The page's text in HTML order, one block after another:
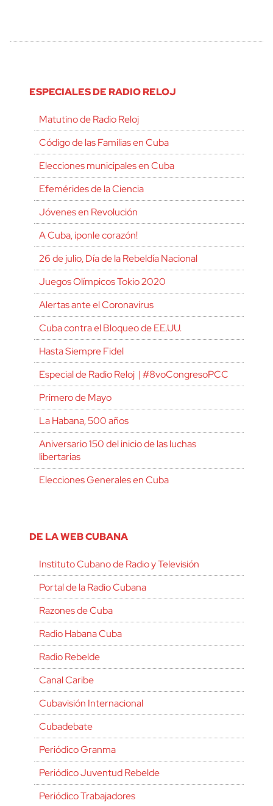
ESPECIALES DE RADIO RELOJ
Matutino de Radio Reloj
Código de las Familias en Cuba
Elecciones municipales en Cuba
Efemérides de la Ciencia
Jóvenes en Revolución
A Cuba, ¡ponle corazón!
26 de julio, Día de la Rebeldía Nacional
Juegos Olímpicos Tokio 2020
Alertas ante el Coronavirus
Cuba contra el Bloqueo de EE.UU.
Hasta Siempre Fidel
Especial de Radio Reloj | #8voCongresoPCC
Primero de Mayo
La Habana, 500 años
Aniversario 150 del inicio de las luchas
libertarias
Elecciones Generales en Cuba
DE LA WEB CUBANA
Instituto Cubano de Radio y Televisión
Portal de la Radio Cubana
Razones de Cuba
Radio Habana Cuba
Radio Rebelde
Canal Caribe
Cubavisión Internacional
Cubadebate
Periódico Granma
Periódico Juventud Rebelde
Periódico Trabajadores